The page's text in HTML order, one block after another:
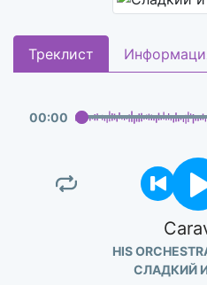
Треклист
00:00
HIS
СЛАДКИЙ